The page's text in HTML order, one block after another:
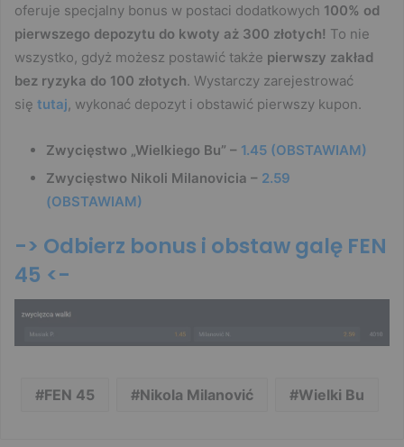
oferuje specjalny bonus w postaci dodatkowych 100% od
pierwszego depozytu do kwoty aż 300 złotych! To nie
wszystko, gdyż możesz postawić także pierwszy zakład
bez ryzyka do 100 złotych. Wystarczy zarejestrować
się tutaj, wykonać depozyt i obstawić pierwszy kupon.
Zwycięstwo „Wielkiego Bu” – 1.45 (OBSTAWIAM)
Zwycięstwo Nikoli Milanovicia – 2.59
(OBSTAWIAM)
-> Odbierz bonus i obstaw galę FEN
45 <-
FEN 45 Nikola Milanović Wielki Bu